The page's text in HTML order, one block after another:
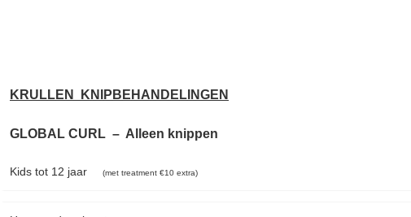
KRULLEN KNIPBEHANDELINGEN
GLOBAL CURL – Alleen knippen
Kids tot 12 jaar (met treatment €10 extra)